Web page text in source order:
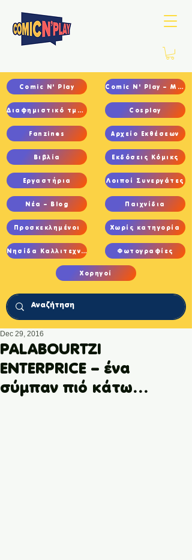
Comic N' Play
Διαφημιστικό τμήμα
Fanzines
Βιβλία
Εργαστήρια
Νέα – Blog
Προσκεκλημένοι
Νησίδα Καλλιτεχνών
Comic N' Play – Main
Cosplay
Αρχείο Εκθέσεων
Εκδόσεις Κόμικς
Λοιποί Συνεργάτες
Παιχνίδια
Χωρίς κατηγορία
Φωτογραφίες
Χορηγοί
PALABOURTZI
ENTERPRICE – ένα
σύμπαν πιό κάτω…
Dec 29, 2016